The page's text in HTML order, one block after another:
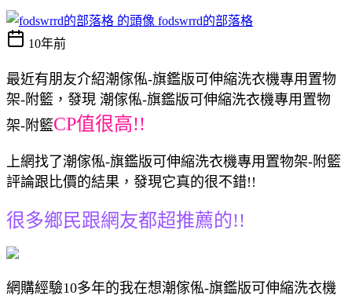
fodswrrd的部落格
10年前
最近有朋友介紹潮傢俬-旗鑑版可伸縮洗衣機專用置物
架-附籃，發現 潮傢俬-旗鑑版可伸縮洗衣機專用置物
架-附籃CP值很高!!
上網找了潮傢俬-旗鑑版可伸縮洗衣機專用置物架-附籃
評論跟比價的結果，發現它真的很不錯!!
很多鄉民跟網友都超推薦的!!
網購經驗10多年的我在想潮傢俬-旗鑑版可伸縮洗衣機